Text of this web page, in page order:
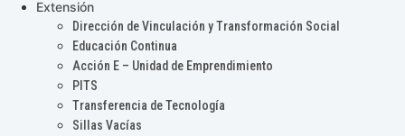
Extensión
Dirección de Vinculación y Transformación Social
Educación Continua
Acción E – Unidad de Emprendimiento
PITS
Transferencia de Tecnología
Sillas Vacías